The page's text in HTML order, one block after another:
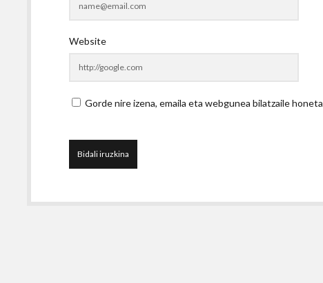
Website
Gorde nire izena, emaila eta webgunea bilatzaile